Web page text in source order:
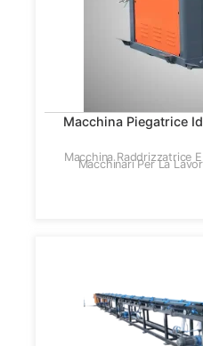
Macchina Piegatrice
Macchina Raddrizzatrice
Macchinari Per La